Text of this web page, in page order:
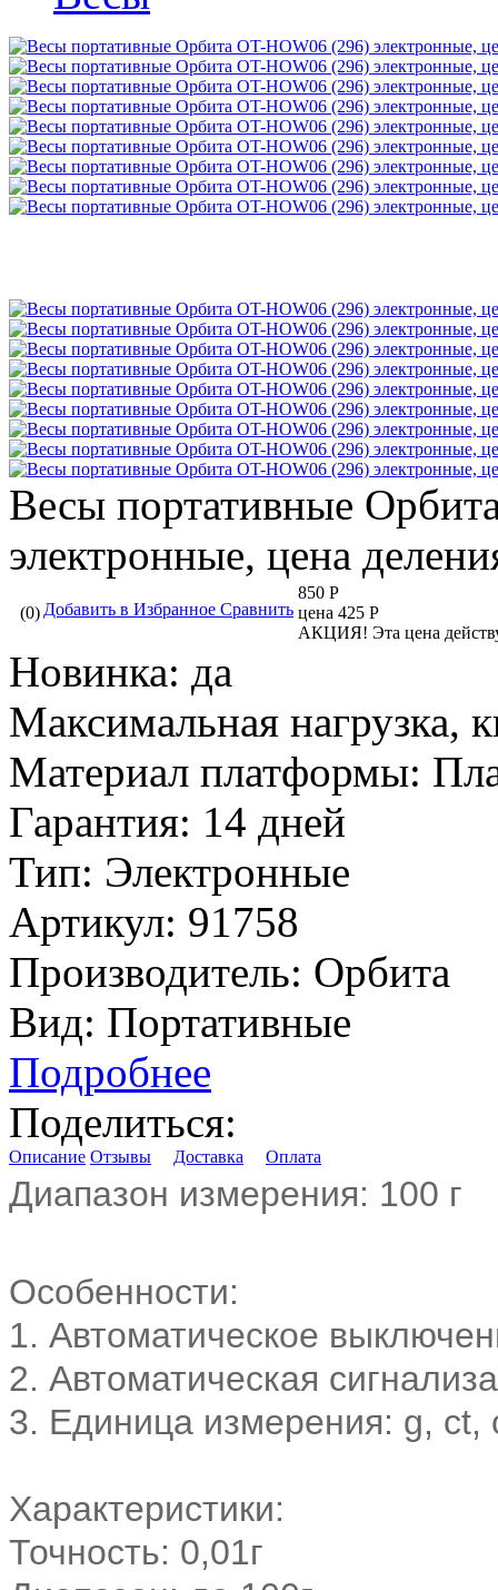
Весы портативные
электронные, цена
(0) Добавить в Избранное Сравнить
850 Р
цена 425 Р
АКЦИЯ! Эта цена
Новинка: да
Максимальная нагрузка,
Материал платформы:
Гарантия: 14 дней
Тип: Электронные
Артикул: 91758
Производитель: Орбита
Вид: Портативные
Подробнее
Поделиться:
Описание Отзывы Доставка Оплата
Диапазон измерения: 100 г
Особенности:
1. Автоматическое
2. Автоматическая
3. Единица измерения: g, ct,
Характеристики:
Точность: 0,01г